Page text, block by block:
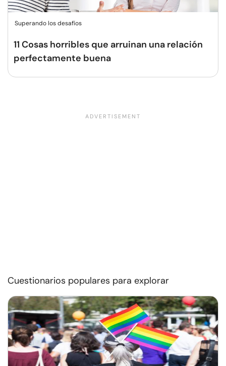
Superando los desafíos
11 Cosas horribles que arruinan una relación
perfectamente buena
Cuestionarios populares para explorar